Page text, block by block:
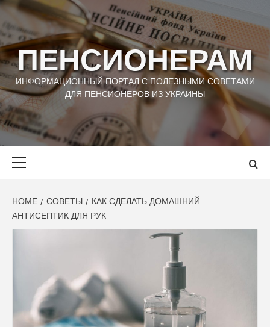
Skip
to
content
ПЕНСИОНЕРАМ
ИНФОРМАЦИОННЫЙ ПОРТАЛ С ПОЛЕЗНЫМИ СОВЕТАМИ
ДЛЯ ПЕНСИОНЕРОВ ИЗ УКРАИНЫ
HOME СОВЕТЫ
КАК СДЕЛАТЬ ДОМАШНИЙ
АНТИСЕПТИК ДЛЯ РУК